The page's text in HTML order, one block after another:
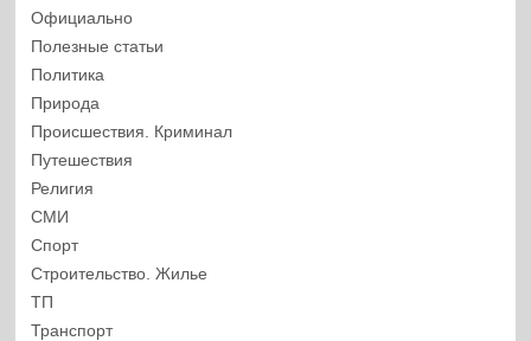
Официально
Полезные статьи
Политика
Природа
Происшествия. Криминал
Путешествия
Религия
СМИ
Спорт
Строительство. Жилье
ТП
Транспорт